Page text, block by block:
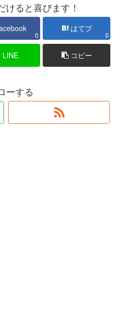
けると喜びます！
0
はてブ
0
LINE コピー
ーする